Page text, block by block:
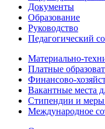
Документы
Образование
Руководство
Педагогический
Материально-
Платные
Финансово-
Вакантные места
Стипендии и
Международное